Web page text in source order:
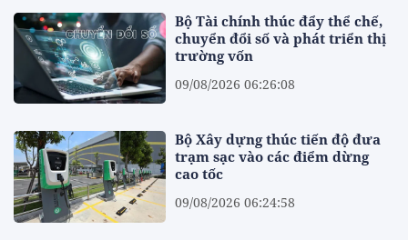
Bộ Tài chính thúc đẩy thể chế,
chuyển đổi số và phát triển thị
trường vốn
09/08/2026 06:26:08
Bộ Xây dựng thúc tiến độ đưa
trạm sạc vào các điểm dừng
cao tốc
09/08/2026 06:24:58